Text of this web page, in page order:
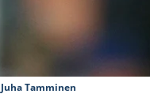
Juha Tamminen